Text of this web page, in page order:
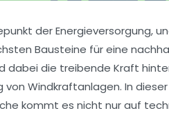
der Energieversorgung,
Bausteine für eine
dabei die treibende Kraft
Windkraftanlagen. In
kommt es nicht nur auf